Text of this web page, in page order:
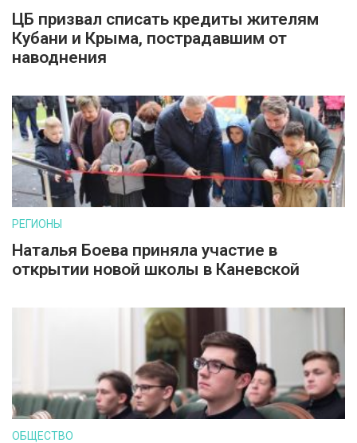
ЦБ призвал списать кредиты жителям
Кубани и Крыма, пострадавшим от
наводнения
РЕГИОНЫ
Наталья Боева приняла участие в
открытии новой школы в Каневской
ОБЩЕСТВО